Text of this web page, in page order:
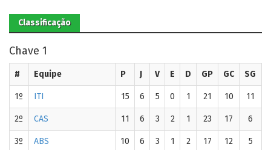
Classificação
Chave 1
# Equipe P J V E D GP GC SG
1º ITI 15 6 5 0 1 21 10 11
2º CAS 11 6 3 2 1 23 17 6
3º ABS 10 6 3 1 2 17 12 5